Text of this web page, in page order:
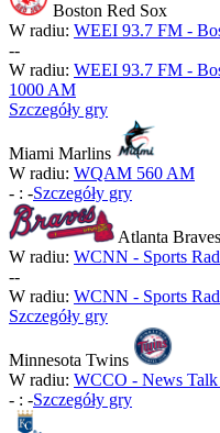
Boston Red Sox
W radiu: WEEI 93.7 FM -
--
W radiu: WEEI 93.7 FM -
1000 AM
Szczegóły gry
Miami Marlins
W radiu: WQAM 560 AM
- : -Szczegóły gry
Atlanta Braves
W radiu: WCNN - Sports
--
W radiu: WCNN - Sports
Szczegóły gry
Minnesota Twins
W radiu: WCCO - News
- : -Szczegóły gry